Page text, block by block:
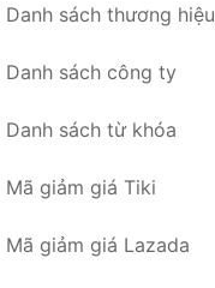
Danh sách thương hiệu
Danh sách công ty
Danh sách từ khóa
Mã giảm giá Tiki
Mã giảm giá Lazada